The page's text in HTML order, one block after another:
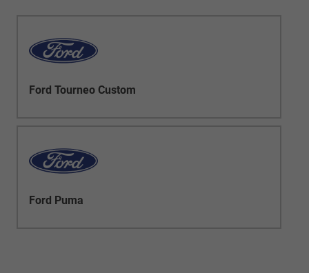
Ford Tourneo Custom
Ford Puma